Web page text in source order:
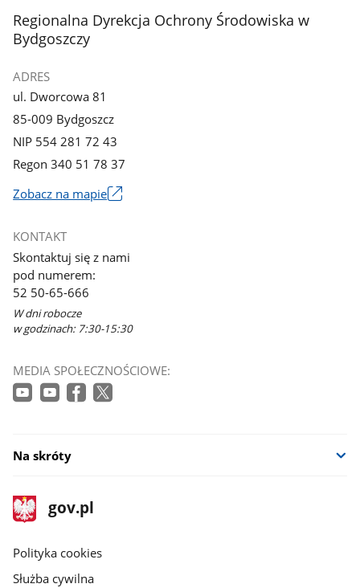
stopka
Regionalna Dyrekcja Ochrony Środowiska w
Bydgoszczy
ADRES
ul. Dworcowa 81
85-009 Bydgoszcz
NIP 554 281 72 43
Regon 340 51 78 37
Zobacz na mapie
się
w
nowym
oknie
KONTAKT
Skontaktuj się z nami
pod numerem:
52 50-65-666
W dni robocze
w godzinach: 7:30-15:30
MEDIA SPOŁECZNOŚCIOWE:
Na skróty
stopka
gov.pl
Strona
gov.pl
gov.pl
Polityka cookies
Służba cywilna